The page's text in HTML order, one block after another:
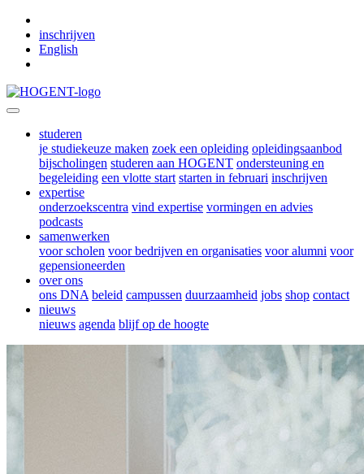
inschrijven
English
studeren
je studiekeuze maken zoek een opleiding opleidingsaanbod
bijscholingen studeren aan HOGENT ondersteuning en
begeleiding een vlotte start starten in februari inschrijven
expertise
onderzoekscentra vind expertise vormingen en advies
podcasts
samenwerken
voor scholen voor bedrijven en organisaties voor alumni voor
gepensioneerden
over ons
ons DNA beleid campussen duurzaamheid jobs shop contact
nieuws
nieuws agenda blijf op de hoogte